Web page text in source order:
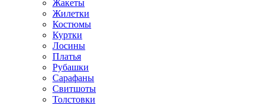
Жакеты
Жилетки
Костюмы
Куртки
Лосины
Платья
Рубашки
Сарафаны
Свитшоты
Толстовки